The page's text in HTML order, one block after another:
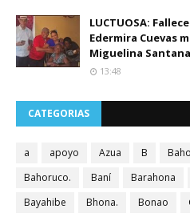
LUCTUOSA:
Edermira Cuevas
Miguelina
13:48
CATEGORIAS
a apoyo Azua B
Bahoruco.
Baní Barahona
Bayahibe
Bhona. Bonao